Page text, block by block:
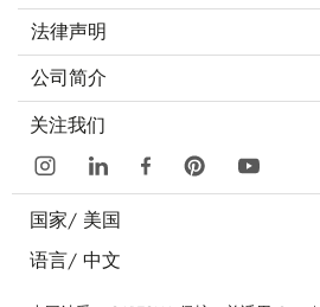
法律声明
公司简介
关注我们
国家/ 美国
语言/ 中文